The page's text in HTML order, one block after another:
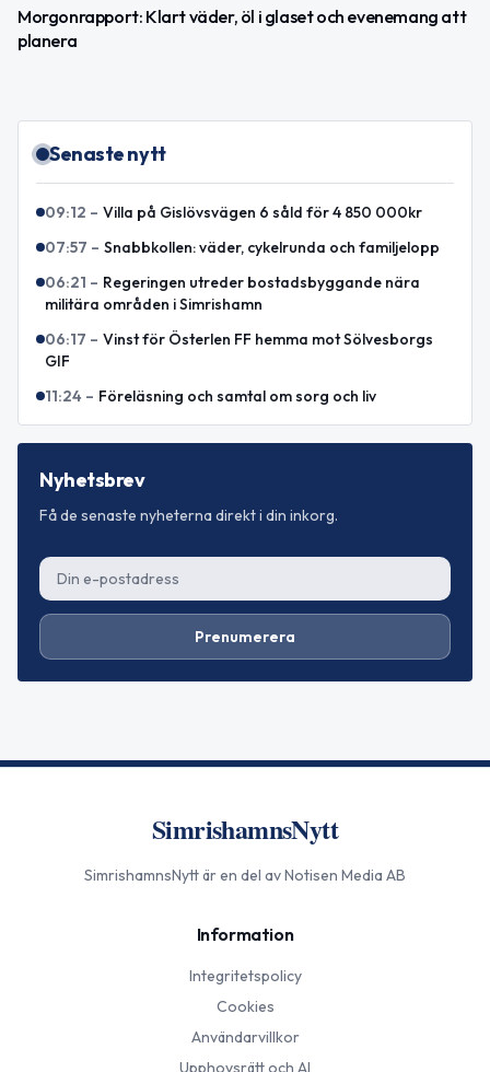
Morgonrapport: Klart väder, öl i glaset och evenemang att
planera
Senaste nytt
09:12 – Villa på Gislövsvägen 6 såld för 4 850 000kr
07:57 – Snabbkollen: väder, cykelrunda och familjelopp
06:21 – Regeringen utreder bostadsbyggande nära
militära områden i Simrishamn
06:17 – Vinst för Österlen FF hemma mot Sölvesborgs
GIF
11:24 – Föreläsning och samtal om sorg och liv
Nyhetsbrev
Få de senaste nyheterna direkt i din inkorg.
Prenumerera
SimrishamnsNytt
SimrishamnsNyttär en del av Notisen Media AB
Information
Integritetspolicy
Cookies
Användarvillkor
Upphovsrätt och AI